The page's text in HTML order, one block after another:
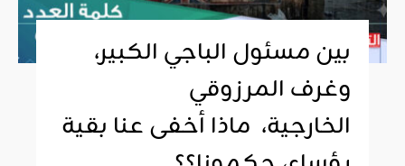
بين مسئول الباجي الكبير،
وغرف المرزوقي
الخارجية، ماذا أخفى عنا بقية